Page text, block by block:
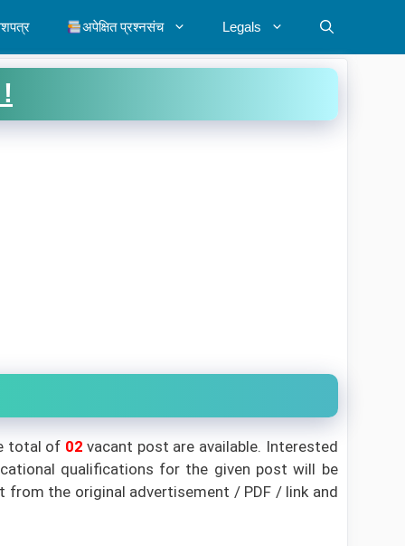
अपेक्षित प्रश्नसंच Legals
total of 02vacant post are available. Interested
qualifications for the given post will be
the original advertisement / PDF / link and